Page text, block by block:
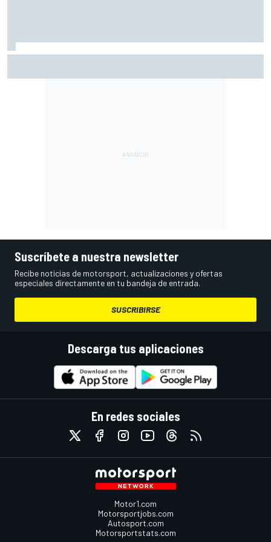
Suscríbete a nuestra newsletter
Recibe noticias de motorsport, actualizaciones y ofertas
especiales directamente en tu bandeja de entrada.
SUSCRIBIRSE
Descarga tus aplicaciones
En redes sociales
Motor1.com
Motorsportjobs.com
Autosport.com
Motorsportstats.com